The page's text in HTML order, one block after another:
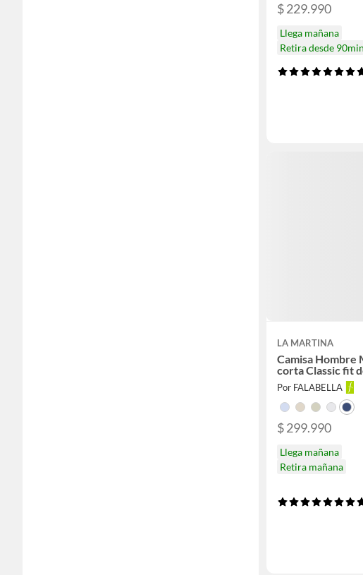
$ 229.990
Llega mañana
Retira desde 90min
LA MARTINA
Camisa Hombre
corta Classic fit
Por FALABELLA
$ 299.990
Llega mañana
Retira mañana